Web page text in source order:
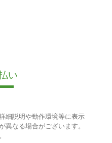
い
細説明や動作環境等に表示
異なる場合がございます。